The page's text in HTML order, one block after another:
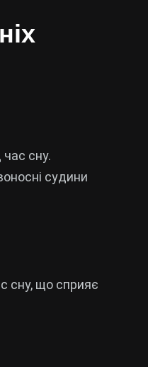
сну.
судини
сну, що сприяє